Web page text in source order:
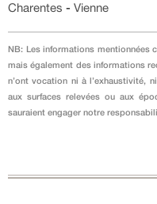
Charentes - Vienne
NB: Les informations mentionnées
mais également des informations
n’ont vocation ni à l’exhaustivité,
aux surfaces relevées ou aux
sauraient engager notre